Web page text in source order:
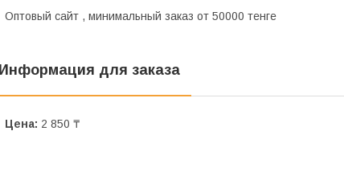
Оптовый сайт , минимальный заказ от 50000 тенге
Информация для заказа
Цена: 2 850 ₸